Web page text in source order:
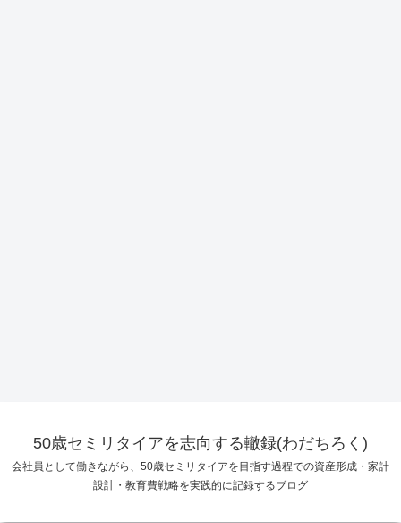
50歳セミリタイアを志向する轍録(わだちろく)
会社員として働きながら、50歳セミリタイアを目指す過程での資産形成・家計
設計・教育費戦略を実践的に記録するブログ